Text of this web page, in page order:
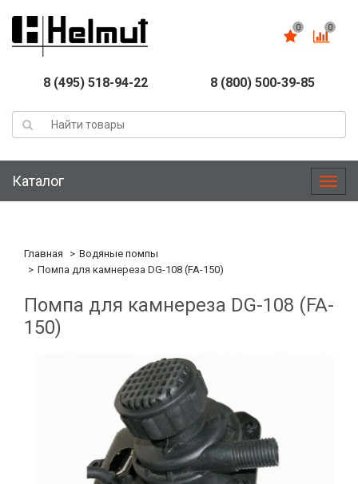
0 0
8 (495) 518-94-22 8 (800) 500-39-85
Меню
Каталог
Главная
Водяные помпы
Помпа для камнереза DG-108 (FA-150)
Помпа для камнереза DG-108 (FA-
150)